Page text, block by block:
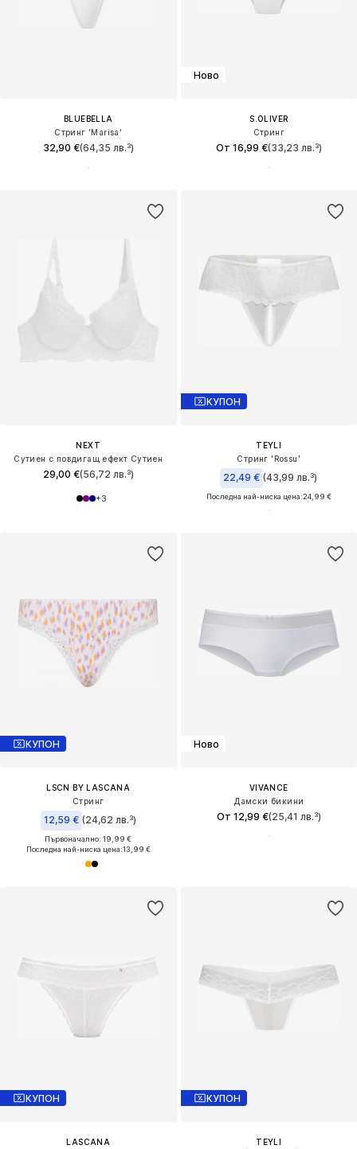
BLUEBELLA
Стринг 'Marisa'
32,90 €(64,35 лв.³)
Ново
S.OLIVER
Стринг
От 16,99 €(33,23 лв.³)
NEXT
Сутиен с повдигащ ефект Сутиен
29,00 €(56,72 лв.³)
+3
КУПОН
TEYLI
Стринг 'Rossu'
22,49 € (43,99 лв.³)
Последна най-ниска цена:24,99 €
КУПОН
LSCN BY LASCANA
Стринг
12,59 € (24,62 лв.³)
Първоначално: 19,99 €
Последна най-ниска цена:13,99 €
Ново
VIVANCE
Дамски бикини
От 12,99 €(25,41 лв.³)
КУПОН
LASCANA
КУПОН
TEYLI